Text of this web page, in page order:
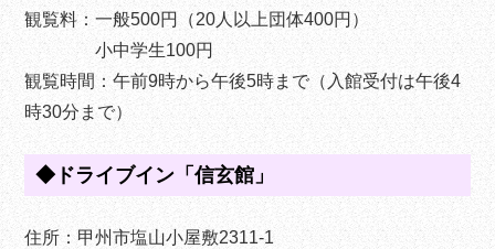
観覧料：一般500円（20人以上団体400円）
小中学生100円
観覧時間：午前9時から午後5時まで（入館受付は午後4
時30分まで）
◆ドライブイン「信玄館」
住所：甲州市塩山小屋敷2311-1